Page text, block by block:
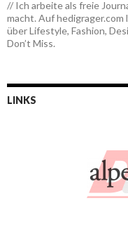
// Ich arbeite als freie
macht. Auf
über Lifestyle, Fashion,
Don’t Miss.
LINKS